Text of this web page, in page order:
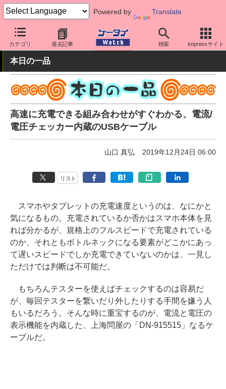
Powered by Translate
カテゴリ 過去記事 検索 Impressサイト
ケータイ Watch 周辺機器/アクセサリー その他
本日の一品
高速に充電できる組み合わせがすぐわかる、電流/
電圧チェッカー内蔵のUSBケーブル
山口 真弘 2019年12月24日 06:00
リスト
スマホやタブレットの充電速度というのは、なにかと
気になるもの。充電されているか否かはスマホ本体を見
れば分かるが、規格上のフルスピードで充電されている
のか、それともボトルネックになる要素がどこかにあっ
て遅いスピードでしか充電できていないのかは、一見し
ただけでは判断は不可能だ。
もちろんテスターを使えばチェックするのは容易だ
が、毎回テスターを繋いだり外したりする手間を嫌う人
もいるだろう。そんな時に重宝するのが、電流と電圧の
表示機能を内蔵した、上海問屋の「DN-915515」なるケ
ーブルだ。